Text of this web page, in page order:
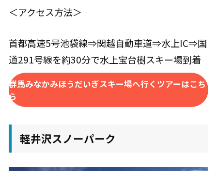
＜アクセス方法＞
首都高速5号池袋線⇒関越自動車道⇒水上IC⇒国
道291号線を約30分で水上宝台樹スキー場到着
群馬みなかみほうだいぎスキー場へ行くツアーはこち
ら
軽井沢スノーパーク